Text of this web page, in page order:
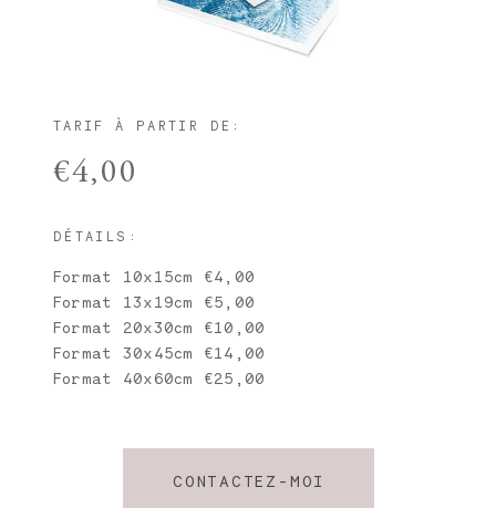
CONTACTEZ-MOI
TARIF À PARTIR DE:
€4,00
DÉTAILS:
Format 10x15cm €4,00
Format 13x19cm €5,00
Format 20x30cm €10,00
Format 30x45cm €14,00
Format 40x60cm €25,00